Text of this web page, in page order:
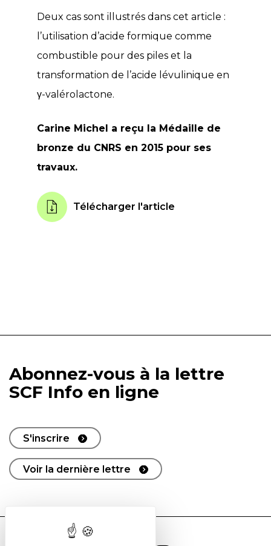
Deux cas sont illustrés dans cet article :
l’utilisation d’acide formique comme
combustible pour des piles et la
transformation de l’acide lévulinique en
γ-valérolactone.
Carine Michel a reçu la Médaille de
bronze du CNRS en 2015 pour ses
travaux.
Télécharger l'article
Abonnez-vous à la lettre
SCF Info en ligne
S'inscrire
Voir la dernière lettre